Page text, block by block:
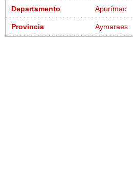
Departamento Apurímac
Provincia Aymaraes